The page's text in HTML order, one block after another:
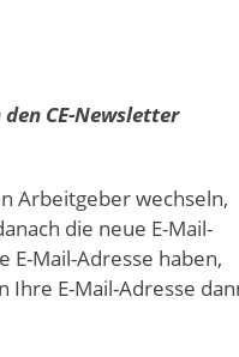
CE-Newsletter
Arbeitgeber wechseln,
die neue E-Mail-
E-Mail-Adresse haben,
Ihre E-Mail-Adresse